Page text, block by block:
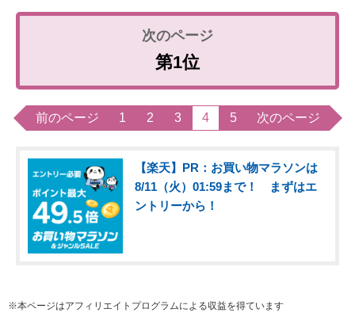
第1位
前のページ 1 2 3 4 5 次のページ
【楽天】PR：お買い物マラソンは
8/11（火）01:59まで！ まずはエ
ントリーから！
※本ページはアフィリエイトプログラムによる収益を得ています